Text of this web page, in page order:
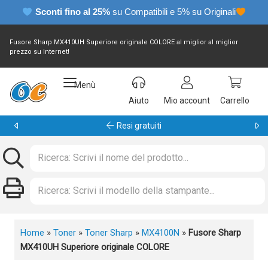
Sconti fino al 25% su Compatibili e 5% su Originali
Fusore Sharp MX410UH Superiore originale COLORE al miglior al miglior
prezzo su Internet!
Menù
Aiuto
Mio account Carrello
Garanzia 24 mesi
Home » Toner » Toner Sharp » MX4100N » Fusore Sharp
MX410UH Superiore originale COLORE